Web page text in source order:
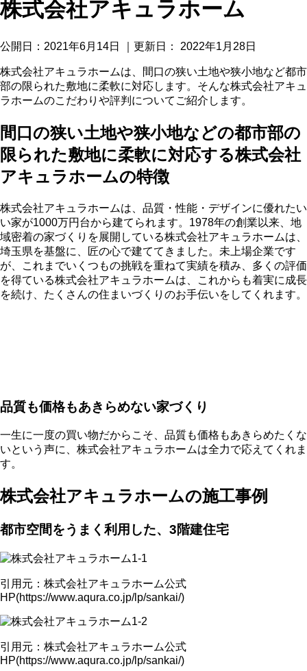
株式会社アキュラホーム
公開日： 2021年6月14日 ｜更新日： 2022年1月28日
株式会社アキュラホームは、間口の狭い土地や狭小地など都市
部の限られた敷地に柔軟に対応します。そんな株式会社アキュ
ラホームのこだわりや評判についてご紹介します。
間口の狭い土地や狭小地などの都市部の
限られた敷地に柔軟に対応する株式会社
アキュラホームの特徴
株式会社アキュラホームは、品質・性能・デザインに優れたい
い家が1000万円台から建てられます。1978年の創業以来、地
域密着の家づくりを展開している株式会社アキュラホームは、
埼玉県を基盤に、匠の心で建ててきました。未上場企業です
が、これまでいくつもの挑戦を重ねて実績を積み、多くの評価
を得ている株式会社アキュラホームは、これからも着実に成長
を続け、たくさんの住まいづくりのお手伝いをしてくれます。
品質も価格もあきらめない家づくり
一生に一度の買い物だからこそ、品質も価格もあきらめたくな
いという声に、株式会社アキュラホームは全力で応えてくれま
す。
株式会社アキュラホームの施工事例
都市空間をうまく利用した、3階建住宅
引用元：株式会社アキュラホーム公式
HP(https://www.aqura.co.jp/lp/sankai/)
引用元：株式会社アキュラホーム公式
HP(https://www.aqura.co.jp/lp/sankai/)